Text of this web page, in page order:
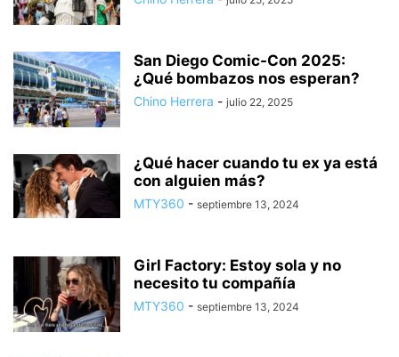
San Diego Comic-Con 2025:
¿Qué bombazos nos esperan?
Chino Herrera - julio 22, 2025
¿Qué hacer cuando tu ex ya está
con alguien más?
MTY360 - septiembre 13, 2024
Girl Factory: Estoy sola y no
necesito tu compañía
MTY360 - septiembre 13, 2024